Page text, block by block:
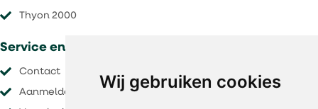
Wij gebruiken cookies
Thyon 2000
Service en voorwaarden
Contact
Aanmelden nieuwsbrief